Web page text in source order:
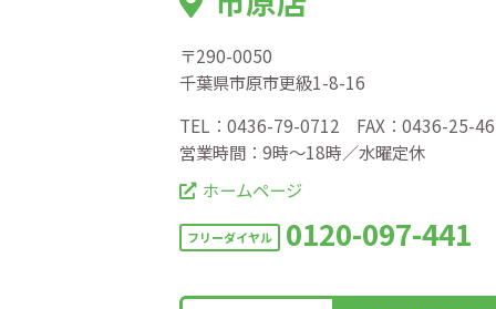
〒290-0050
千葉県市原市更級1-8-16
TEL：0436-79-0712 FAX：0436-25-
営業時間：9時〜18時／水曜定休
ホームページ
フリーダイヤル 0120-097-441